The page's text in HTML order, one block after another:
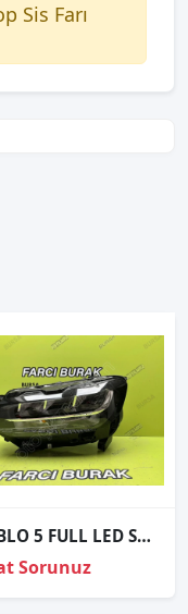
Sis Farı
DOBLO 5 FULL LED SOL FAR ORJİNAL 2022- 9854104980
Sorunuz